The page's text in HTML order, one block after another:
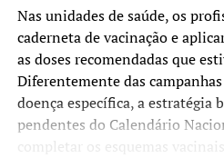
Nas unidades de saúde, os
caderneta de vacinação e
as doses recomendadas que
Diferentemente das
doença específica, a estratégia
pendentes do Calendário
completar os esquemas vacinais